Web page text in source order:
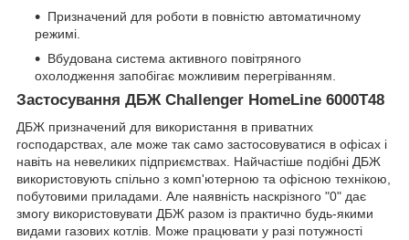
Призначений для роботи в повністю автоматичному
режимі.
Вбудована система активного повітряного
охолодження запобігає можливим перегріванням.
Застосування ДБЖ Challenger HomeLine 6000T48
ДБЖ призначений для використання в приватних
господарствах, але може так само застосовуватися в офісах і
навіть на невеликих підприємствах. Найчастіше подібні ДБЖ
використовують спільно з комп'ютерною та офісною технікою,
побутовими приладами. Але наявність наскрізного "0" дає
змогу використовувати ДБЖ разом із практично будь-якими
видами газових котлів. Може працювати у разі потужності